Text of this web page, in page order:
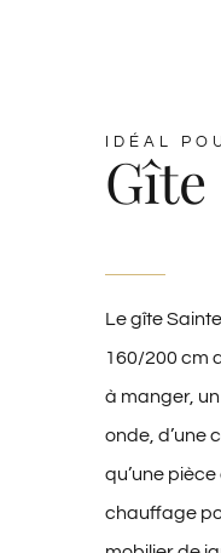
IDÉAL
Le gîte
160/200 cm
à manger,
onde, d’une
qu’une
chauffage